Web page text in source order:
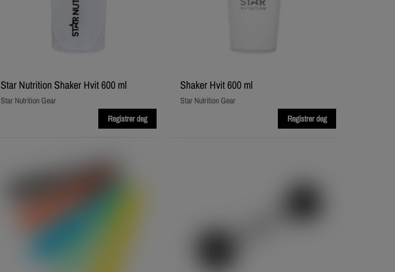
Star Nutrition Shaker Hvit 600 ml
Star Nutrition Gear
Registrer deg
Shaker Hvit 600 ml
Star Nutrition Gear
Registrer deg